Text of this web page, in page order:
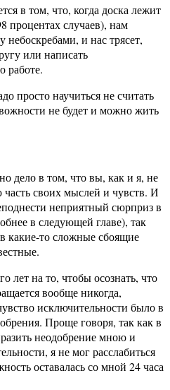
в том, что, когда доска лежит
процентах случаев), нам
и нас трясет,
или написать
работе.
просто научиться не считать
не будет и можно жить
дело в том, что вы, как и я, не
часть своих мыслей и чувств. И
неприятный сюрприз в
в следующей главе), так
какие-то сложные сбоящие
лет на то, чтобы осознать, что
вообще никогда,
исключительности было в
Проще говоря, так как в
неодобрение мною и
я не мог расслабиться
оставалась со мной 24 часа